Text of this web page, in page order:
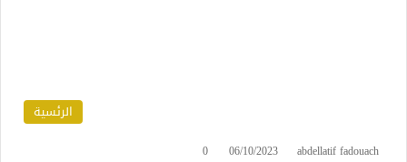
الرئسية
abdellatif fadouach
06/10/2023
0